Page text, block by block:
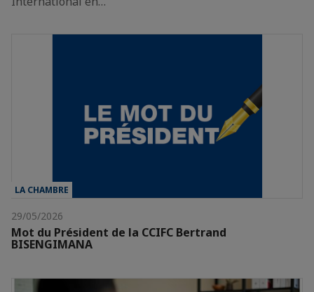
LA CHAMBRE
29/05/2026
Mot du Président de la CCIFC Bertrand
BISENGIMANA